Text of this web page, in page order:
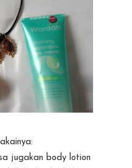
jugakan body lotion